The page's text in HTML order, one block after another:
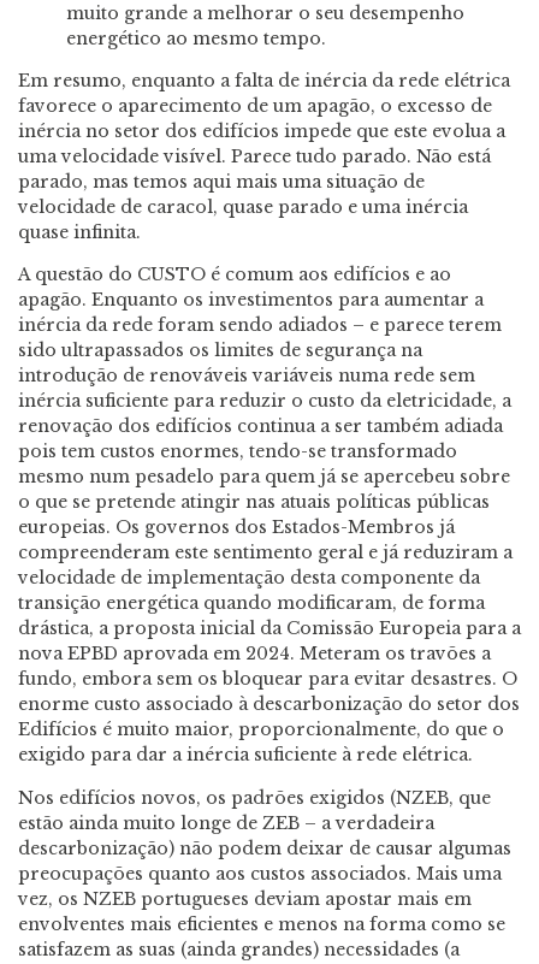
muito grande a melhorar o seu desempenho
energético ao mesmo tempo.
Em resumo, enquanto a falta de inércia da rede elétrica
favorece o aparecimento de um apagão, o excesso de
inércia no setor dos edifícios impede que este evolua a
uma velocidade visível. Parece tudo parado. Não está
parado, mas temos aqui mais uma situação de
velocidade de caracol, quase parado e uma inércia
quase infinita.
A questão do CUSTO é comum aos edifícios e ao
apagão. Enquanto os investimentos para aumentar a
inércia da rede foram sendo adiados – e parece terem
sido ultrapassados os limites de segurança na
introdução de renováveis variáveis numa rede sem
inércia suficiente para reduzir o custo da eletricidade, a
renovação dos edifícios continua a ser também adiada
pois tem custos enormes, tendo-se transformado
mesmo num pesadelo para quem já se apercebeu sobre
o que se pretende atingir nas atuais políticas públicas
europeias. Os governos dos Estados-Membros já
compreenderam este sentimento geral e já reduziram a
velocidade de implementação desta componente da
transição energética quando modificaram, de forma
drástica, a proposta inicial da Comissão Europeia para a
nova EPBD aprovada em 2024. Meteram os travões a
fundo, embora sem os bloquear para evitar desastres. O
enorme custo associado à descarbonização do setor dos
Edifícios é muito maior, proporcionalmente, do que o
exigido para dar a inércia suficiente à rede elétrica.
Nos edifícios novos, os padrões exigidos (NZEB, que
estão ainda muito longe de ZEB – a verdadeira
descarbonização) não podem deixar de causar algumas
preocupações quanto aos custos associados. Mais uma
vez, os NZEB portugueses deviam apostar mais em
envolventes mais eficientes e menos na forma como se
satisfazem as suas (ainda grandes) necessidades (a